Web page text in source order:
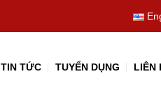
TIN TỨC TUYỂN DỤNG LIÊN